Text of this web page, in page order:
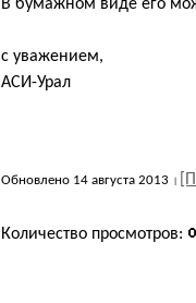
В бумажном виде его
с уважением,
АСИ-Урал
Обновлено 14 августа 2013
Количество просмотров: